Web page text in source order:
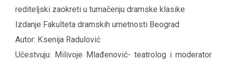
rediteljski zaokreti u tumačenju dramske klasike
Izdanje Fakulteta dramskih umetnosti Beograd
Autor: Кsenija Radulović
Učestvuju: Milivoje Mlađenović- teatrolog i moderator